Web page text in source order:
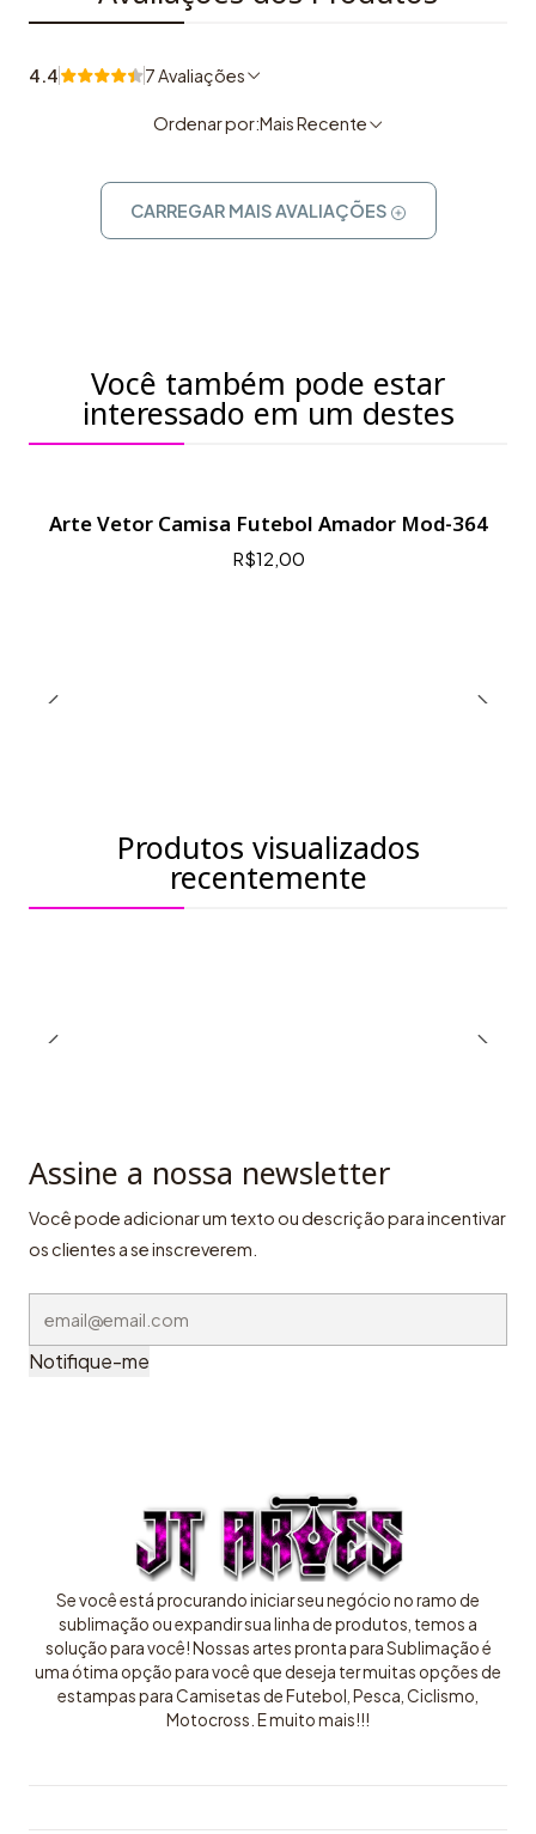
4.4 7 Avaliações
Ordenar por:Mais Recente
CARREGAR MAIS AVALIAÇÕES
Você também pode estar
interessado em um destes
Arte Vetor Camisa Futebol Amador Mod-364
R$12,00
Produtos visualizados
recentemente
Assine a nossa newsletter
Você pode adicionar um texto ou descrição para incentivar
os clientes a se inscreverem.
Notifique-me
Se você está procurando iniciar seu negócio no ramo de
sublimação ou expandir sua linha de produtos, temos a
solução para você! Nossas artes pronta para Sublimação é
uma ótima opção para você que deseja ter muitas opções de
estampas para Camisetas de Futebol, Pesca, Ciclismo,
Motocross. E muito mais!!!